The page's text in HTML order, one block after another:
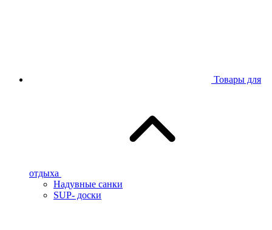
Товары для
отдыха
Надувные санки
SUP- доски